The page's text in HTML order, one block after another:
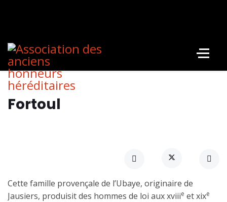
Fortoul
Cette famille provençale de l’Ubaye, originaire de
Jausiers, produisit des hommes de loi aux xviiie et xixe